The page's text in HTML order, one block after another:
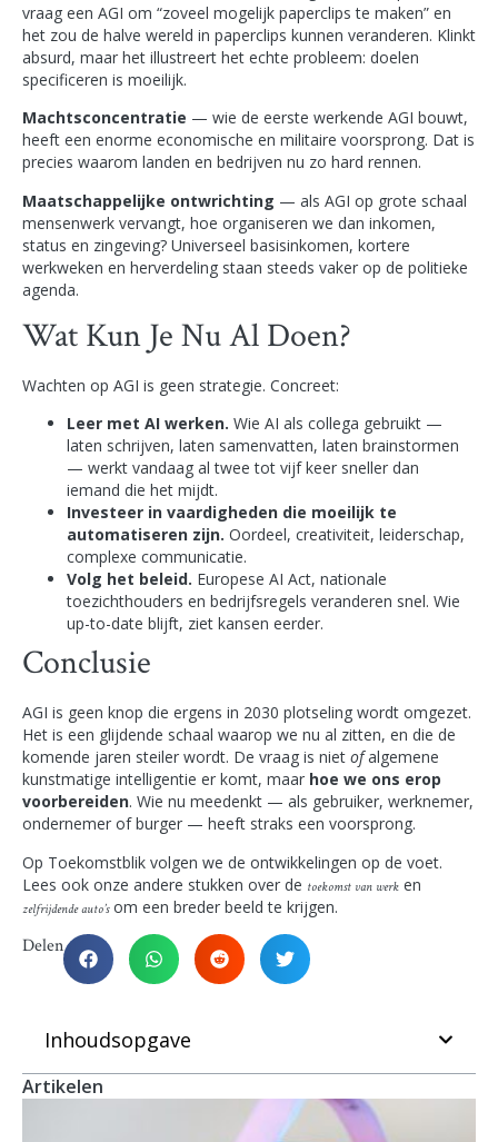
vraag een AGI om “zoveel mogelijk paperclips te maken” en
het zou de halve wereld in paperclips kunnen veranderen. Klinkt
absurd, maar het illustreert het echte probleem: doelen
specificeren is moeilijk.
Machtsconcentratie — wie de eerste werkende AGI bouwt,
heeft een enorme economische en militaire voorsprong. Dat is
precies waarom landen en bedrijven nu zo hard rennen.
Maatschappelijke ontwrichting — als AGI op grote schaal
mensenwerk vervangt, hoe organiseren we dan inkomen,
status en zingeving? Universeel basisinkomen, kortere
werkweken en herverdeling staan steeds vaker op de politieke
agenda.
Wat Kun Je Nu Al Doen?
Wachten op AGI is geen strategie. Concreet:
Leer met AI werken. Wie AI als collega gebruikt —
laten schrijven, laten samenvatten, laten brainstormen
— werkt vandaag al twee tot vijf keer sneller dan
iemand die het mijdt.
Investeer in vaardigheden die moeilijk te
automatiseren zijn. Oordeel, creativiteit, leiderschap,
complexe communicatie.
Volg het beleid. Europese AI Act, nationale
toezichthouders en bedrijfsregels veranderen snel. Wie
up-to-date blijft, ziet kansen eerder.
Conclusie
AGI is geen knop die ergens in 2030 plotseling wordt omgezet.
Het is een glijdende schaal waarop we nu al zitten, en die de
komende jaren steiler wordt. De vraag is niet ofalgemene
kunstmatige intelligentie er komt, maar hoe we ons erop
voorbereiden. Wie nu meedenkt — als gebruiker, werknemer,
ondernemer of burger — heeft straks een voorsprong.
Op Toekomstblik volgen we de ontwikkelingen op de voet.
Lees ook onze andere stukken over de toekomst van werk en
zelfrijdende auto’som een breder beeld te krijgen.
Delen
Inhoudsopgave
Artikelen